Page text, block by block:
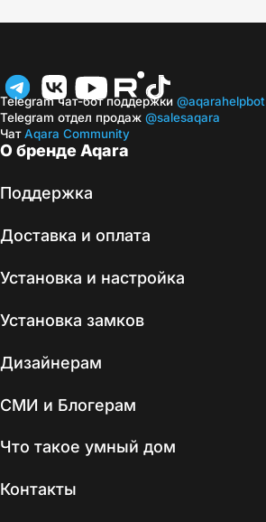
О бренде Aqara
Поддержка
Доставка и оплата
Установка и настройка
Установка замков
Дизайнерам
СМИ и Блогерам
Что такое умный дом
Контакты
Telegram чат-бот поддержки @aqarahelpbot
Telegram отдел продаж @salesaqara
ЧатAqara Community